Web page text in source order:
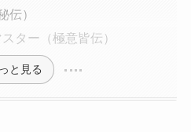
伝）
ター（極意皆伝）
と見る